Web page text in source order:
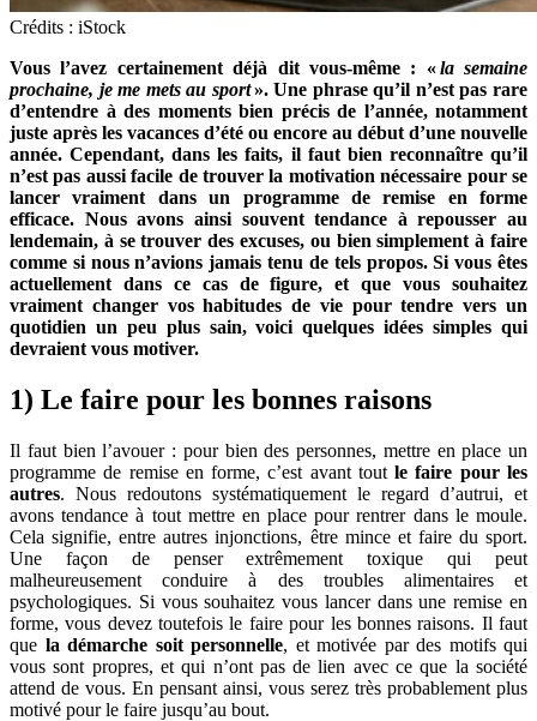
Crédits : iStock
Vous l’avez certainement déjà dit vous-même : «la semaine
prochaine, je me mets au sport». Une phrase qu’il n’est pas rare
d’entendre à des moments bien précis de l’année, notamment
juste après les vacances d’été ou encore au début d’une nouvelle
année. Cependant, dans les faits, il faut bien reconnaître qu’il
n’est pas aussi facile de trouver la motivation nécessaire pour se
lancer vraiment dans un programme de remise en forme
efficace. Nous avons ainsi souvent tendance à repousser au
lendemain, à se trouver des excuses, ou bien simplement à faire
comme si nous n’avions jamais tenu de tels propos. Si vous êtes
actuellement dans ce cas de figure, et que vous souhaitez
vraiment changer vos habitudes de vie pour tendre vers un
quotidien un peu plus sain, voici quelques idées simples qui
devraient vous motiver.
1) Le faire pour les bonnes raisons
Il faut bien l’avouer : pour bien des personnes, mettre en place un
programme de remise en forme, c’est avant toutle faire pour les
autres. Nous redoutons systématiquement le regard d’autrui, et
avons tendance à tout mettre en place pour rentrer dans le moule.
Cela signifie, entre autres injonctions, être mince et faire du sport.
Une façon de penser extrêmement toxique qui peut
malheureusement conduire à des troubles alimentaires et
psychologiques. Si vous souhaitez vous lancer dans une remise en
forme, vous devez toutefois le faire pour les bonnes raisons. Il faut
que la démarche soit personnelle, et motivée par des motifs qui
vous sont propres, et qui n’ont pas de lien avec ce que la société
attend de vous. En pensant ainsi, vous serez très probablement plus
motivé pour le faire jusqu’au bout.